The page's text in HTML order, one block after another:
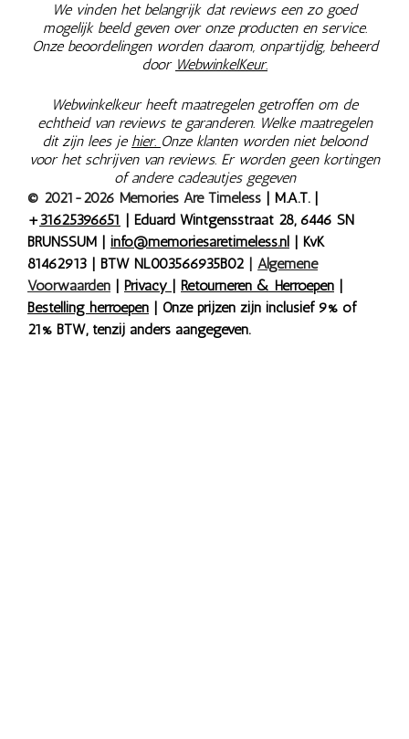
We vinden het belangrijk dat reviews een zo goed
mogelijk beeld geven over onze producten en service.
Onze beoordelingen worden daarom, onpartijdig, beheerd
door WebwinkelKeur.
Webwinkelkeur heeft maatregelen getroffen om de
echtheid van reviews te garanderen. Welke maatregelen
dit zijn lees je hier. Onze klanten worden niet beloond
voor het schrijven van reviews. Er worden geen kortingen
of andere cadeautjes gegeven
© 2021-2026 Memories Are Timeless | M.A.T. |
+31625396651 | Eduard Wintgensstraat 28, 6446 SN
BRUNSSUM | info@memoriesaretimeless.nl | KvK
81462913 | BTW NL003566935B02 | Algemene
Voorwaarden | Privacy | Retourneren & Herroepen |
Bestelling herroepen | Onze prijzen zijn inclusief 9% of
21% BTW, tenzij anders aangegeven.